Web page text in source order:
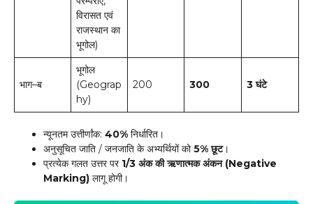
विरासत एवं
राजस्थान का
भूगोल)
भाग–ब
भूगोल
(Geograp
hy)
200 300 3 घंटे
न्यूनतम उत्तीर्णांक: 40% निर्धारित।
अनुसूचित जाति / जनजाति के अभ्यर्थियों को5% छूट।
प्रत्येक गलत उत्तर पर 1/3 अंक की ऋणात्मक अंकन (Negative
Marking) लागू होगी।